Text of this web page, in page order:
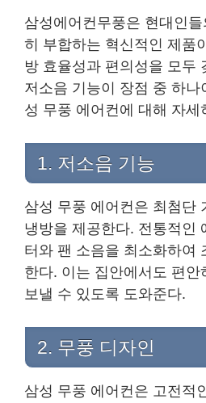
삼성에어컨무풍은 현대인
히 부합하는 혁신적인 제품
방 효율성과 편의성을 모두
저소음 기능이 장점 중 하
성 무풍 에어컨에 대해 자세
1. 저소음 기능
삼성 무풍 에어컨은 최첨단
냉방을 제공한다. 전통적인
터와 팬 소음을 최소화하여
한다. 이는 집안에서도 편안
보낼 수 있도록 도와준다.
2. 무풍 디자인
삼성 무풍 에어컨은 고전적